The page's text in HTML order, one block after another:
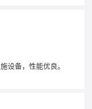
设备，性能优良。